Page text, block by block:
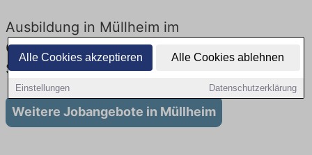
Alle Cookies akzeptieren Alle Cookies ablehnen
Einstellungen Datenschutzerklärung
Ausbildung in Müllheim im
Gesundheitswesen: Aktuell gibt es keine
Stellenangebote für Ausbildung in Müllheim
Weitere Jobangebote in Müllheim